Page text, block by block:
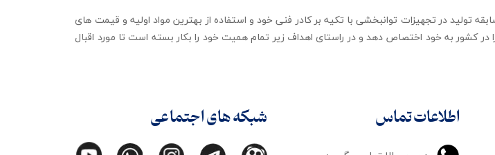
اطلاعات تماس
توانبخشی رهاورد مهر ایرانیان با بیش از 20 سال سابقه تولید در تجهیزات توانبخشی با تکیه بر کادر فنی خود و استفاده از بهترین مواد اولیه و قیمت های
کشور به خود اختصاص دهد و در راستای اهداف زیر تمام همیت خود را بکار بسته است تا مورد اقبال
شبکه های اجتماعی